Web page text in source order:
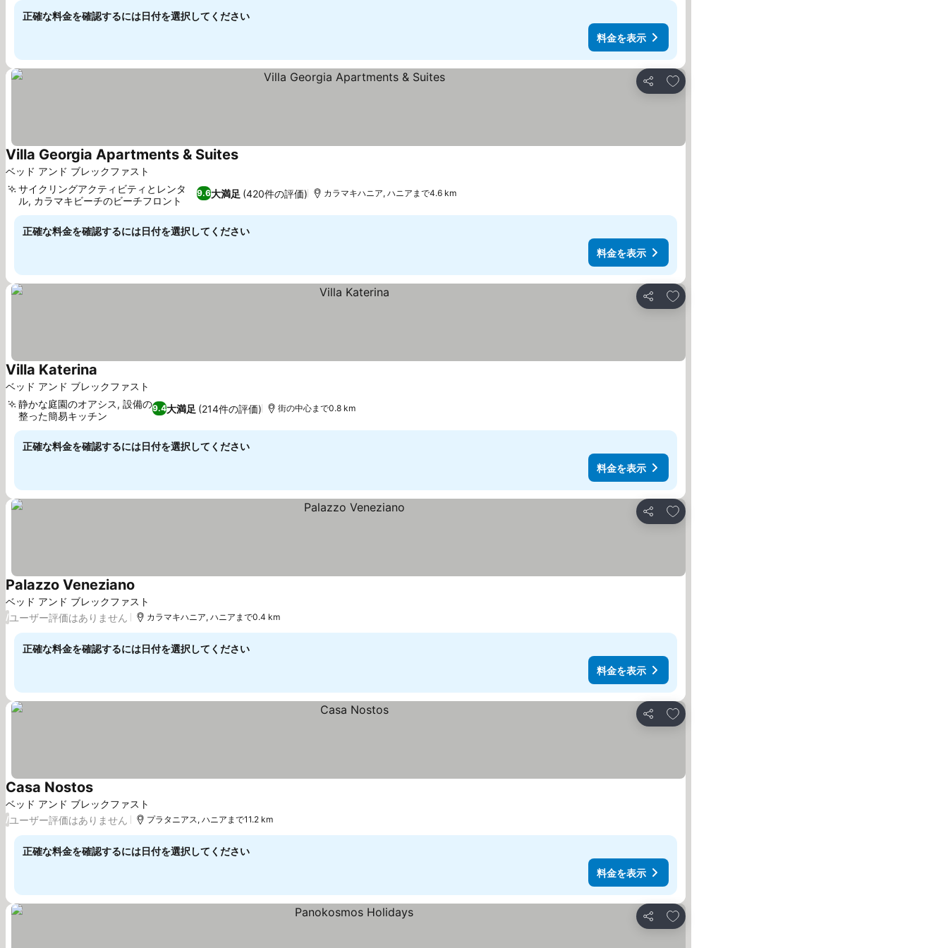
正確な料金を確認するには日付を選択してください
料金を表示
シェア
お気に入りに追加
ベッド アンド ブレックファスト
Villa Georgia Apartments & Suites
9.6大満足 (420件の評価)
サイクリングアクティビティとレンタ
ル, カラマキビーチのビーチフロント
カラマキハニア, ハニアまで4.6 km
正確な料金を確認するには日付を選択してください
料金を表示
シェア
お気に入りに追加
ベッド アンド ブレックファスト
Villa Katerina
9.4大満足 (214件の評価)
静かな庭園のオアシス, 設備の
整った簡易キッチン
街の中心まで0.8 km
正確な料金を確認するには日付を選択してください
料金を表示
シェア
お気に入りに追加
ベッド アンド ブレックファスト
Palazzo Veneziano
/ユーザー評価はありません カラマキハニア, ハニアまで0.4 km
正確な料金を確認するには日付を選択してください
料金を表示
シェア
お気に入りに追加
ベッド アンド ブレックファスト
Casa Nostos
/ユーザー評価はありません プラタニアス, ハニアまで11.2 km
正確な料金を確認するには日付を選択してください
料金を表示
シェア
お気に入りに追加